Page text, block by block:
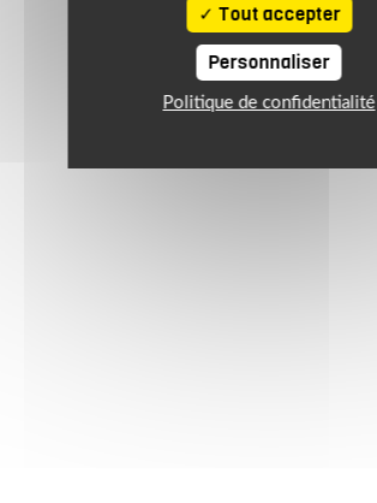
Tout accepter
Personnaliser
Politique de confidentialité